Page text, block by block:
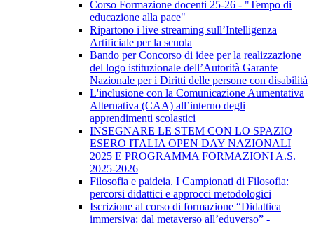
Corso Formazione docenti 25-26 - "Tempo di
educazione alla pace"
Ripartono i live streaming sull’Intelligenza
Artificiale per la scuola
Bando per Concorso di idee per la realizzazione
del logo istituzionale dell’Autorità Garante
Nazionale per i Diritti delle persone con disabilità
L'inclusione con la Comunicazione Aumentativa
Alternativa (CAA) all’interno degli
apprendimenti scolastici
INSEGNARE LE STEM CON LO SPAZIO
ESERO ITALIA OPEN DAY NAZIONALI
2025 E PROGRAMMA FORMAZIONI A.S.
2025-2026
Filosofia e paideia. I Campionati di Filosofia:
percorsi didattici e approcci metodologici
Iscrizione al corso di formazione “Didattica
immersiva: dal metaverso all’eduverso” -